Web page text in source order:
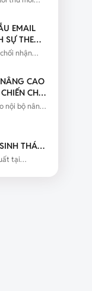
EMAIL
SỰ THEO
nhận
CAO
CHO
nội bộ nâng
THÁI
NĂNG
tại